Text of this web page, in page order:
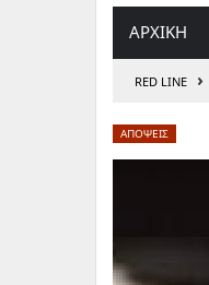
ΑΡΧΙΚΗ
RED LINE ›
ΑΠΟΨΕΙΣ